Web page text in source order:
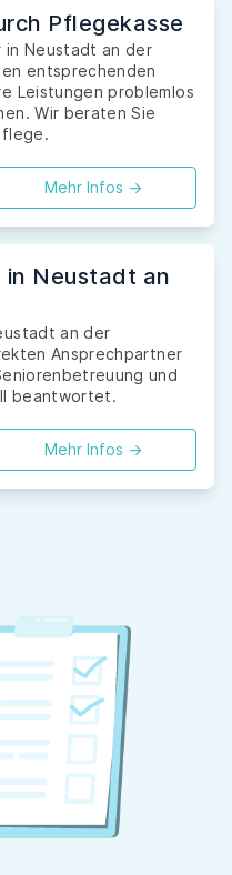
Pflegekasse
in Neustadt an der
entsprechenden
Leistungen problemlos
Wir beraten Sie
Mehr Infos ->
in Neustadt an
an der
Ansprechpartner
und
beantwortet.
Mehr Infos ->